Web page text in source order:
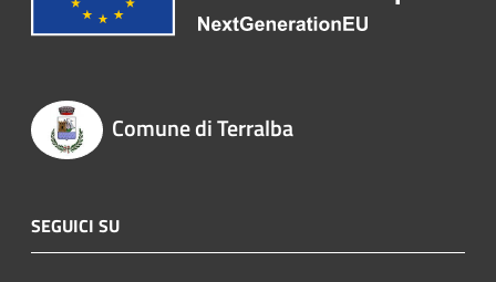
Comune di Terralba
SEGUICI SU